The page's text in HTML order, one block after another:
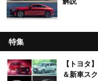
特集
【トヨタ
＆新車ス